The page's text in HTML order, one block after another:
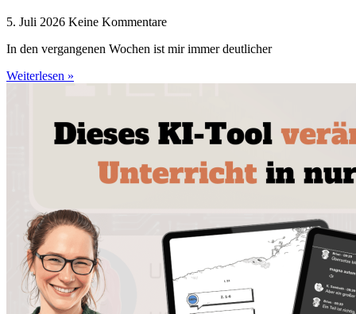
5. Juli 2026 Keine Kommentare
In den vergangenen Wochen ist mir immer deutlicher
Weiterlesen »